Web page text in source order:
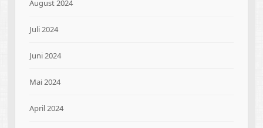
August 2024
Juli 2024
Juni 2024
Mai 2024
April 2024